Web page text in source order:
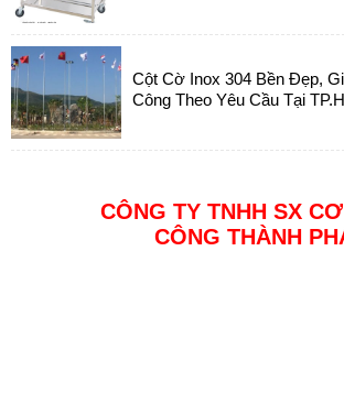
Cột Cờ Inox 304 Bền Đẹp,
Công Theo Yêu Cầu Tại
CÔNG TY TNHH SX
CÔNG THÀNH